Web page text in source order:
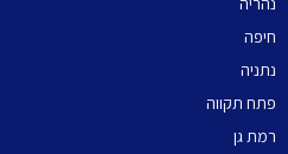
חיפה
נתניה
פתח תקווה
רמת גן